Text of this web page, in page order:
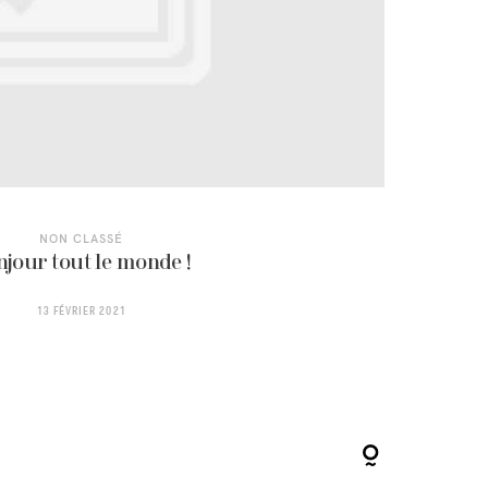
NON CLASSÉ
tout le monde !
13 FÉVRIER 2021